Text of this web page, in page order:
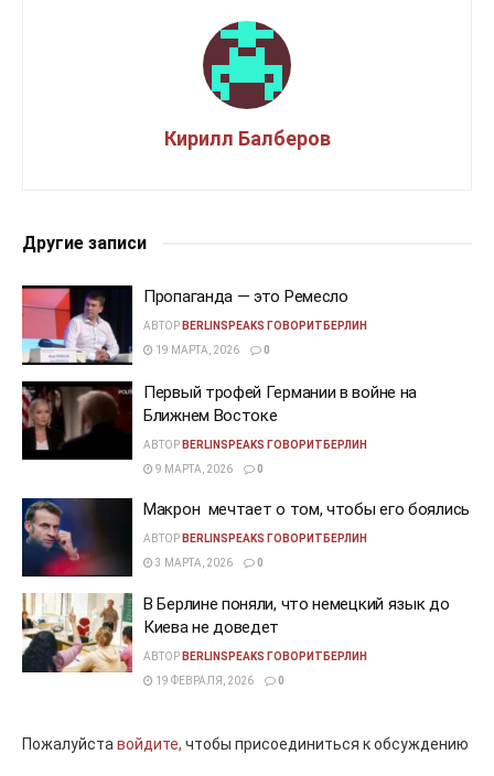
Кирилл Балберов
Другие записи
Пропаганда — это Ремесло
АВТОР BERLINSPEAKS ГОВОРИТБЕРЛИН
19 МАРТА, 2026
0
Первый трофей Германии в войне на
Ближнем Востоке
АВТОР BERLINSPEAKS ГОВОРИТБЕРЛИН
9 МАРТА, 2026
0
Макрон мечтает о том, чтобы его боялись
АВТОР BERLINSPEAKS ГОВОРИТБЕРЛИН
3 МАРТА, 2026
0
В Берлине поняли, что немецкий язык до
Киева не доведет
АВТОР BERLINSPEAKS ГОВОРИТБЕРЛИН
19 ФЕВРАЛЯ, 2026
0
Пожалуйставойдите, чтобы присоединиться к обсуждению